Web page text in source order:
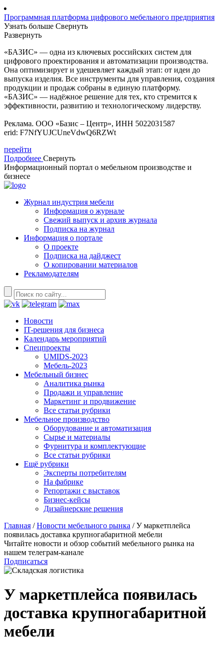
Программная платформа цифрового мебельного предприятия
Узнать больше Свернуть
Развернуть
«БАЗИС» — одна из ключевых российских систем для
цифрового проектирования и автоматизации производства.
Она оптимизирует и удешевляет каждый этап: от идеи до
выпуска изделия. Все инструменты для управления, создания
продукции и продаж собраны в единую платформу.
«БАЗИС» — надёжное решение для тех, кто стремится к
эффективности, развитию и технологическому лидерству.
Реклама. ООО «Базис – Центр», ИНН 5022031587
erid: F7NfYUJCUneVdwQ6RZWt
перейти
Подробнее Свернуть
Информационный портал о мебельном производстве и
бизнесе
Журнал индустрия мебели
Информация о журнале
Свежий выпуск и архив журнала
Подписка на журнал
Информация о портале
О проекте
Подписка на дайджест
О копировании материалов
Рекламодателям
Новости
IT-решения для бизнеса
Календарь мероприятий
Спецпроекты
UMIDS-2023
Мебель-2023
Мебельный бизнес
Аналитика рынка
Продажи и управление
Маркетинг и продвижение
Все статьи рубрики
Мебельное производство
Оборудование и автоматизация
Сырье и материалы
Фурнитура и комплектующие
Все статьи рубрики
Ещё рубрики
Эксперты потребителям
На фабрике
Репортажи с выставок
Бизнес-кейсы
Дизайнерские решения
Главная /Новости мебельного рынка /У маркетплейса
появилась доставка крупногабаритной мебели
Читайте новости и обзор событий мебельного рынка на
нашем телеграм-канале
Подписаться
У маркетплейса появилась
доставка крупногабаритной
мебели